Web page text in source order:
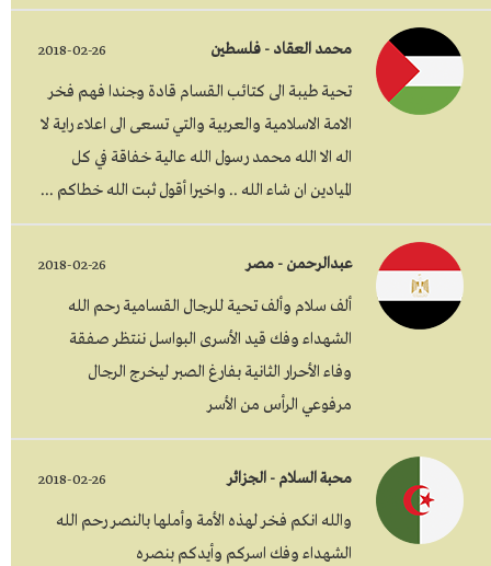
محمد العقاد - فلسطين 2018-02-26
تحية طيبة الى كتائب القسام قادة وجندا فهم فخر
الامة الاسلامية والعربية والتي تسعى الى اعلاء راية لا
اله الا الله محمد رسول الله عالية خفاقة في كل
الميادين ان شاء الله .. واخيرا أقول ثبت الله خطاكم ...
عبدالرحمن - مصر 2018-02-26
ألف سلام وألف تحية للرجال القسامية رحم الله
الشهداء وفك قيد الأسرى البواسل ننتظر صفقة
وفاء الأحرار الثانية بفارغ الصبر ليخرج الرجال
مرفوعي الرأس من الأسر
محبة السلام - الجزائر 2018-02-26
والله انكم فخر لهذه الأمة وأملها بالنصر رحم الله
الشهداء وفك اسركم وأيدكم بنصره